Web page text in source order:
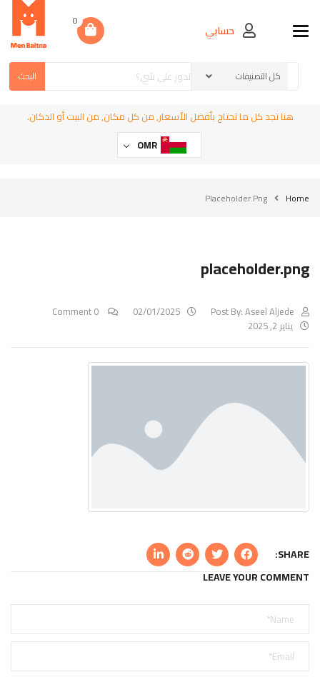
Toggle navigationحسابي
0
البحث
هنا تجد كل ما تحتاج بأفضل الأسعار, من كل مكان, من البيت أو الدكان.
OMR
Home
Placeholder.png
placeholder.png
Post By:Aseel Aljede
02/01/2025
يناير 2, 2025
SHARE:
LEAVE YOUR COMMENT